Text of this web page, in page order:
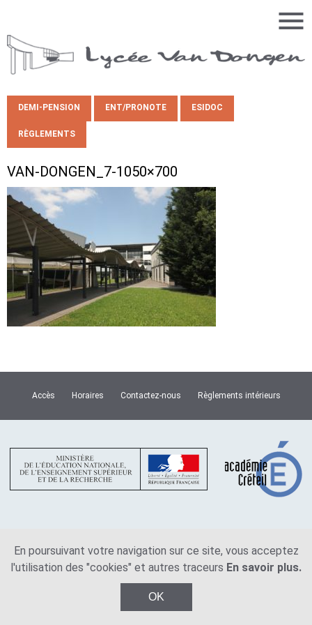
En poursuivant votre navigation sur ce site, vous acceptez
l'utilisation des "cookies" et autres traceurs En savoir plus.
OK
DEMI-PENSION ENT/PRONOTE ESIDOC
RÈGLEMENTS
VAN-DONGEN_7-1050×700
Accès Horaires Contactez-nous Règlements intérieurs
© Copyright Lycée Van Dongen 2026